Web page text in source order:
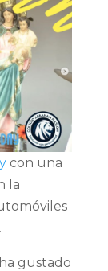
con una
la
gustado